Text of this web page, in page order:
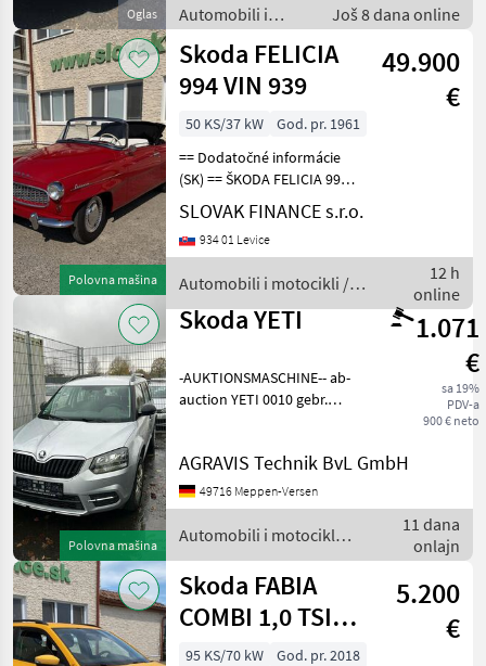
Oglas
Automobili i
motocikli /
Limuzine
Još 8 dana online
Polovna mašina
Skoda FELICIA
994 VIN 939
49.900
€
50 KS/37 kW
God. pr. 1961
== Dodatočné informácie
(SK) == ŠKODA FELICIA 994
r.v. 01/1961, 23 km, 36, 8 kW,
1089 cm3, manuál 4
rýchlostný, benzín, 4 miest
preukaz
SLOVAK FINANCE s.r.o.
934 01 Levice
Automobili i motocikli /
Skoda
12 h
online
Polovna mašina
Skoda YETI
1.071
€
sa 19%
PDV-a
900 € neto
-AUKTIONSMASCHINE-- ab-
auction YETI 0010 gebr.
Laufleistung: ca. 161.000 km
0040 2.0 TDI mit 110 PS
0050 Getriebeschaden (Syn
AGRAVIS Technik BvL GmbH
49716 Meppen-Versen
Automobili i motocikli /
Skoda
11 dana
onlajn
Skoda FABIA
COMBI 1,0 TSI
VIN 333
5.200
€
95 KS/70 kW
God. pr. 2018